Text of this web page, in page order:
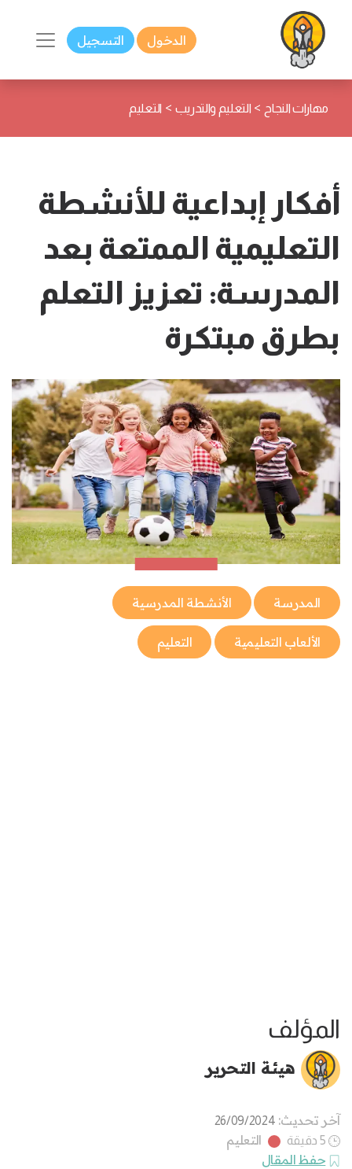
الدخول التسجيل
مهارات النجاح > التعليم والتدريب > التعليم
أفكار إبداعية للأنشطة
التعليمية الممتعة بعد
المدرسة: تعزيز التعلم
بطرق مبتكرة
المدرسة الأنشطة المدرسية
الألعاب التعليمية التعليم
المؤلف
هيئة التحرير
آخر تحديث: 26/09/2024
5 دقيقة
التعليم
حفظ المقال